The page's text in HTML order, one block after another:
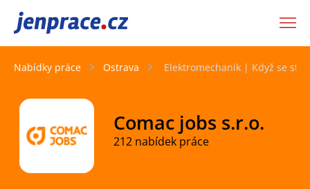
JenPráce.cz
Nabídky práce Ostrava Elektromechanik | Když se
Comac jobs s.r.o.
212 nabídek práce